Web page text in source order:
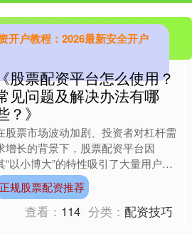
开户教程：2026最新安全开户
股票配资平台怎么使用？
见问题及解决办法有哪
？》
股票市场波动加剧、投资者对杠杆需
增长的背景下，股票配资平台因
“以小博大”的特性吸引了大量用户。
而，许多新手在使用过程中因操作不
导致亏损，甚至陷入法律风....
正规股票配资推荐
查看： 114 分类：配资技巧